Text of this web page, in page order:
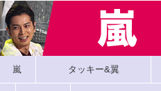
嵐 タッキー&翼